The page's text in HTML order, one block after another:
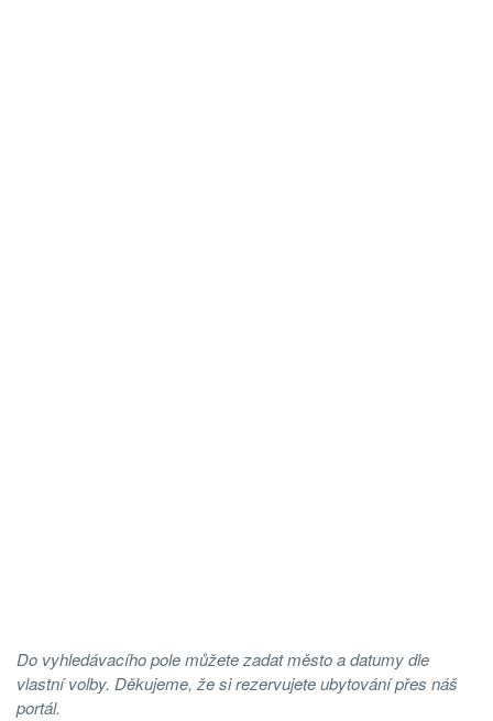
Do vyhledávacího pole můžete zadat město a datumy dle
vlastní volby. Děkujeme, že si rezervujete ubytování přes náš
portál.